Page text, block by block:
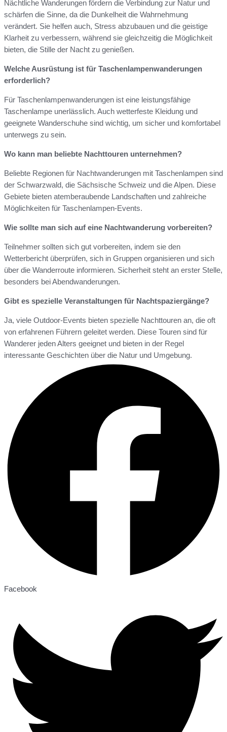
Nächtliche Wanderungen fördern die Verbindung zur Natur und
schärfen die Sinne, da die Dunkelheit die Wahrnehmung
verändert. Sie helfen auch, Stress abzubauen und die geistige
Klarheit zu verbessern, während sie gleichzeitig die Möglichkeit
bieten, die Stille der Nacht zu genießen.
Welche Ausrüstung ist für Taschenlampenwanderungen
erforderlich?
Für Taschenlampenwanderungen ist eine leistungsfähige
Taschenlampe unerlässlich. Auch wetterfeste Kleidung und
geeignete Wanderschuhe sind wichtig, um sicher und komfortabel
unterwegs zu sein.
Wo kann man beliebte Nachttouren unternehmen?
Beliebte Regionen für Nachtwanderungen mit Taschenlampen sind
der Schwarzwald, die Sächsische Schweiz und die Alpen. Diese
Gebiete bieten atemberaubende Landschaften und zahlreiche
Möglichkeiten für Taschenlampen-Events.
Wie sollte man sich auf eine Nachtwanderung vorbereiten?
Teilnehmer sollten sich gut vorbereiten, indem sie den
Wetterbericht überprüfen, sich in Gruppen organisieren und sich
über die Wanderroute informieren. Sicherheit steht an erster Stelle,
besonders bei Abendwanderungen.
Gibt es spezielle Veranstaltungen für Nachtspaziergänge?
Ja, viele Outdoor-Events bieten spezielle Nachttouren an, die oft
von erfahrenen Führern geleitet werden. Diese Touren sind für
Wanderer jeden Alters geeignet und bieten in der Regel
interessante Geschichten über die Natur und Umgebung.
Facebook